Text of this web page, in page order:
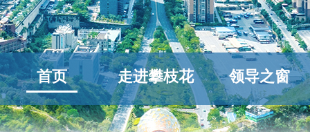
首页 走进攀枝花 领导之窗